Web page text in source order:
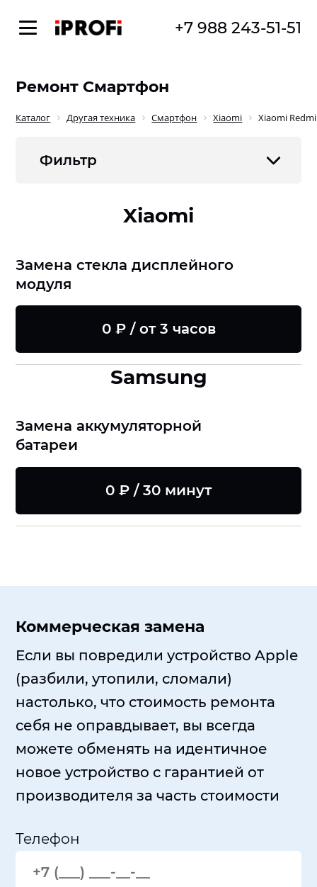
+7 988 243-51-51
Ремонт Смартфон
Каталог Другая техника Смартфон Xiaomi Xiaomi
Фильтр
Xiaomi
Замена стекла дисплейного
модуля
0 ₽ / от 3 часов
Samsung
Замена аккумуляторной
батареи
0 ₽ / 30 минут
Коммерческая замена
Если вы повредили устройство Apple
(разбили, утопили, сломали)
настолько, что стоимость ремонта
себя не оправдывает, вы всегда
можете обменять на идентичное
новое устройство с гарантией от
производителя за часть стоимости
Телефон